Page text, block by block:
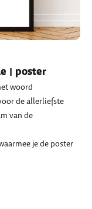
| poster
woord
de allerliefste
van de
je de poster